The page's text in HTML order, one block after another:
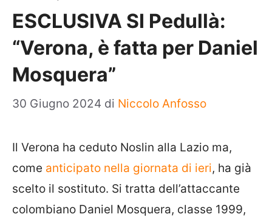
ESCLUSIVA SI Pedullà:
“Verona, è fatta per Daniel
Mosquera”
30 Giugno 2024 di Niccolo Anfosso
Il Verona ha ceduto Noslin alla Lazio ma,
come anticipato nella giornata di ieri, ha già
scelto il sostituto. Si tratta dell’attaccante
colombiano Daniel Mosquera, classe 1999,